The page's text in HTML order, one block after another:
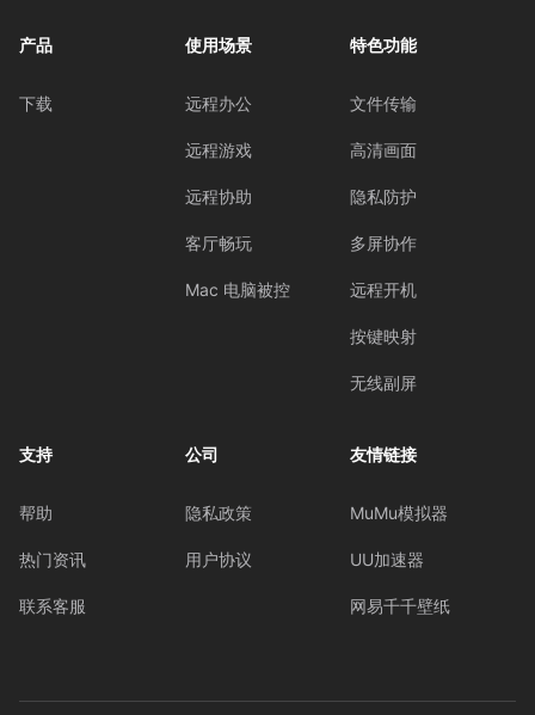
产品
下载
使用场景
远程办公
远程游戏
远程协助
客厅畅玩
Mac 电脑被控
特色功能
文件传输
高清画面
隐私防护
多屏协作
远程开机
按键映射
无线副屏
支持
帮助
热门资讯
联系客服
公司
隐私政策
用户协议
友情链接
MuMu模拟器
UU加速器
网易千千壁纸